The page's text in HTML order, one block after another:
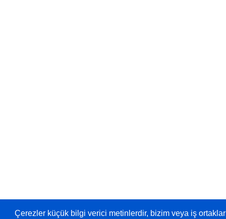
Çerezler küçük bilgi verici metinlerdir, bizim veya iş